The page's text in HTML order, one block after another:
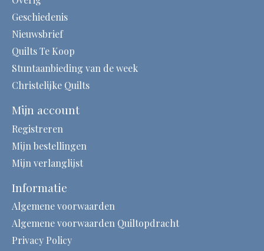
Geschiedenis
Nieuwsbrief
Quilts Te Koop
Stuntaanbieding van de week
Christelijke Quilts
Mijn account
Registreren
Mijn bestellingen
Mijn verlanglijst
Informatie
Algemene voorwaarden
Algemene voorwaarden Quiltopdracht
Privacy Policy